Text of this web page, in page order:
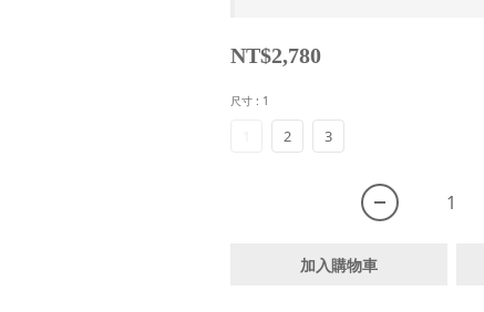
NT$2,780
尺寸 : 1
2 3
加入購物車